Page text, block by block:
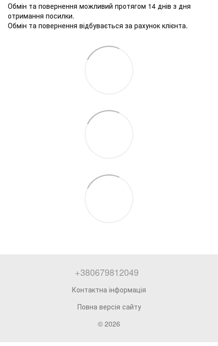
Обмін та повернення можливий протягом 14 днів з дня
отримання посилки.
Обмін та повернення відбувається за рахунок клієнта.
+380679812049
Контактна інформація
Повна версія сайту
© 2026